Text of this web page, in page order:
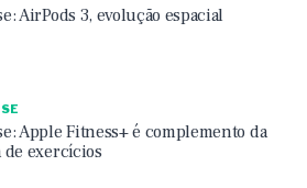
AirPods 3, evolução espacial
Apple Fitness+ é complemento da
exercícios